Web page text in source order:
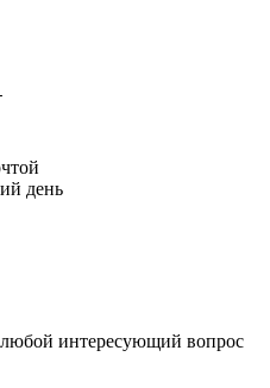
день
интересующий вопрос